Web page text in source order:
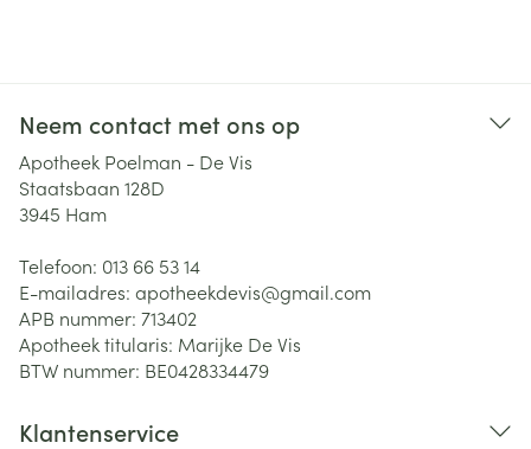
Neem contact met ons op
Apotheek Poelman - De Vis
Staatsbaan 128D
3945 Ham
Telefoon: 013 66 53 14
E-mailadres: apotheekdevis@gmail.com
APB nummer: 713402
Apotheek titularis: Marijke De Vis
BTW nummer: BE0428334479
Klantenservice